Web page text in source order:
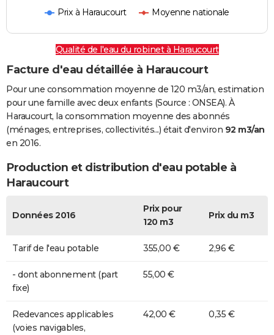
Prix à Haraucourt Moyenne nationale
Qualité de l'eau du robinet à Haraucourt
Facture d'eau détaillée à Haraucourt
Pour une consommation moyenne de 120 m3/an, estimation
pour une famille avec deux enfants (Source : ONSEA). À
Haraucourt, la consommation moyenne des abonnés
(ménages, entreprises, collectivités...) était d'environ 92 m3/an
en 2016.
Production et distribution d'eau potable à
Haraucourt
Données 2016
Prix pour
120 m3
Prix du m3
Tarif de l'eau potable 355,00 € 2,96 €
- dont abonnement (part
fixe)
55,00 €
Redevances applicables
(voies navigables,
42,00 € 0,35 €